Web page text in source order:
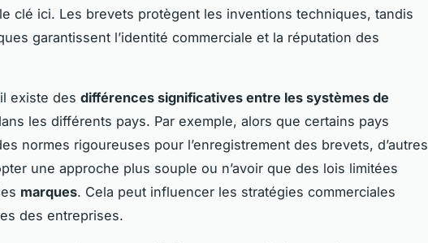
clé ici. Les brevets protègent les inventions techniques, tandis
garantissent l’identité commerciale et la réputation des
existe des différences significatives entre les systèmes de
les différents pays. Par exemple, alors que certains pays
normes rigoureuses pour l’enregistrement des brevets, d’autres
une approche plus souple ou n’avoir que des lois limitées
marques. Cela peut influencer les stratégies commerciales
des entreprises.